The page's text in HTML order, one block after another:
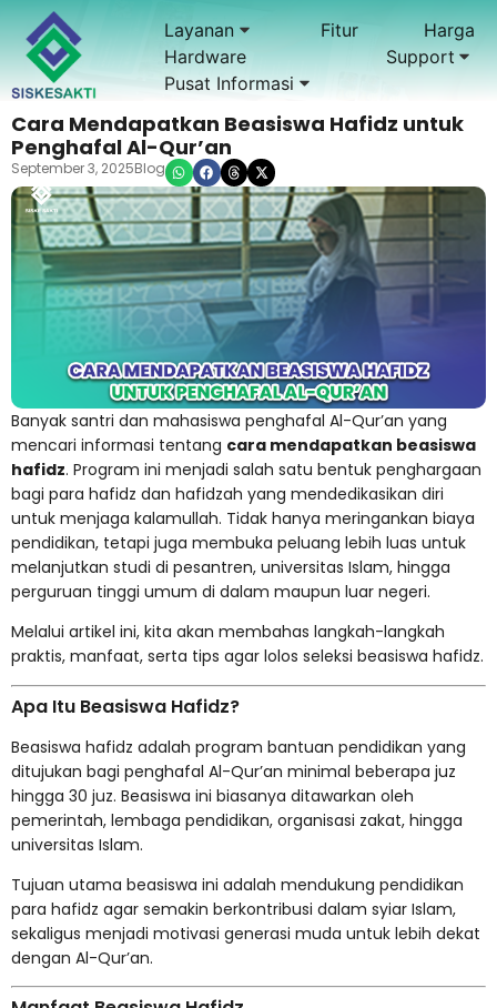
Layanan Fitur
Harga
Hardware
Support
Pusat Informasi
Cara Mendapatkan Beasiswa Hafidz untuk
Penghafal Al-Qur’an
September 3, 2025Blog
Banyak santri dan mahasiswa penghafal Al-Qur’an yang
mencari informasi tentang cara mendapatkan beasiswa
hafidz. Program ini menjadi salah satu bentuk penghargaan
bagi para hafidz dan hafidzah yang mendedikasikan diri
untuk menjaga kalamullah. Tidak hanya meringankan biaya
pendidikan, tetapi juga membuka peluang lebih luas untuk
melanjutkan studi di pesantren, universitas Islam, hingga
perguruan tinggi umum di dalam maupun luar negeri.
Melalui artikel ini, kita akan membahas langkah-langkah
praktis, manfaat, serta tips agar lolos seleksi beasiswa hafidz.
Apa Itu Beasiswa Hafidz?
Beasiswa hafidz adalah program bantuan pendidikan yang
ditujukan bagi penghafal Al-Qur’an minimal beberapa juz
hingga 30 juz. Beasiswa ini biasanya ditawarkan oleh
pemerintah, lembaga pendidikan, organisasi zakat, hingga
universitas Islam.
Tujuan utama beasiswa ini adalah mendukung pendidikan
para hafidz agar semakin berkontribusi dalam syiar Islam,
sekaligus menjadi motivasi generasi muda untuk lebih dekat
dengan Al-Qur’an.